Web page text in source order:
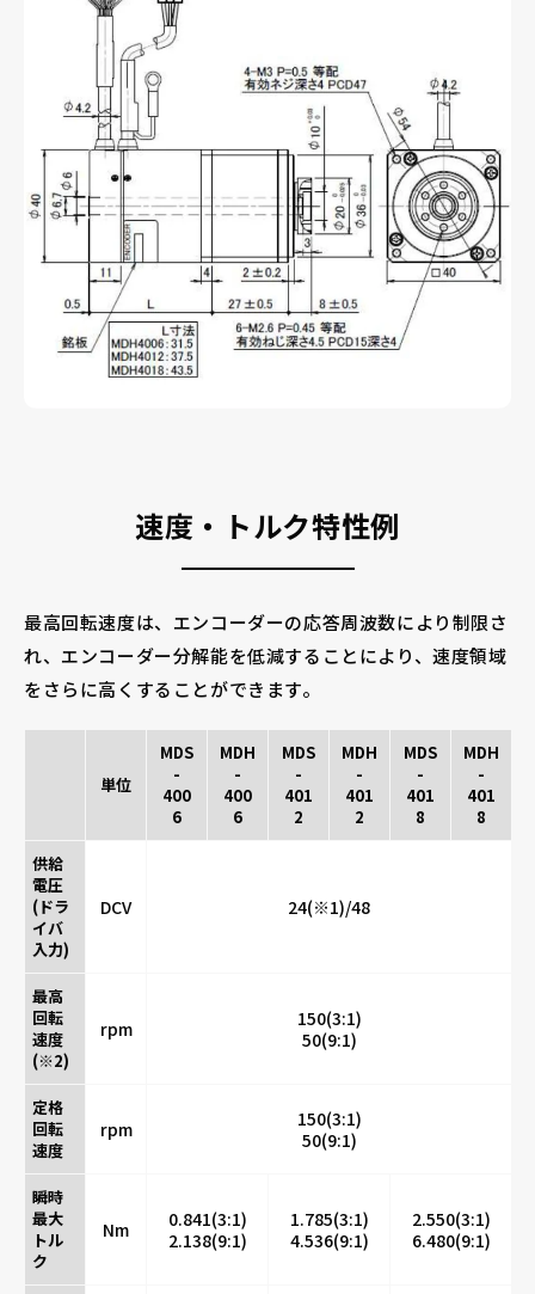
速度・トルク特性例
最高回転速度は、エンコーダーの応答周波数により制限さ
れ、エンコーダー分解能を低減することにより、速度領域
をさらに高くすることができます。
単位
MDS
-
400
6
MDH
-
400
6
MDS
-
401
2
MDH
-
401
2
MDS
-
401
8
MDH
-
401
8
供給
電圧
(ドラ
イバ
入力)
DCV 24(※1)/48
最高
回転
速度
(※2)
rpm
150(3:1)
50(9:1)
定格
回転
速度
rpm
150(3:1)
50(9:1)
瞬時
最大
トル
ク
Nm
0.841(3:1)
2.138(9:1)
1.785(3:1)
4.536(9:1)
2.550(3:1)
6.480(9:1)